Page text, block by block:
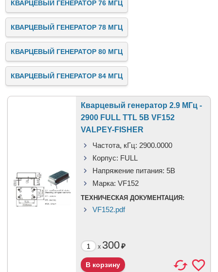
КВАРЦЕВЫЙ ГЕНЕРАТОР 76 МГЦ
КВАРЦЕВЫЙ ГЕНЕРАТОР 78 МГЦ
КВАРЦЕВЫЙ ГЕНЕРАТОР 80 МГЦ
КВАРЦЕВЫЙ ГЕНЕРАТОР 84 МГЦ
Кварцевый генератор 2.9 МГц -
2900 FULL TTL 5В VF152
VALPEY-FISHER
Частота, кГц: 2900.0000
Корпус: FULL
Напряжение питания: 5В
Марка: VF152
ТЕХНИЧЕСКАЯ ДОКУМЕНТАЦИЯ:
VF152.pdf
x 300₽